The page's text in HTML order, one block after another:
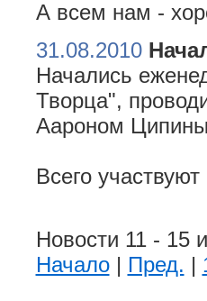
А всем нам -
31.08.2010
Начались
Творца",
Аароном
Всего
Новости 11 - 15
Начало| Пред. |